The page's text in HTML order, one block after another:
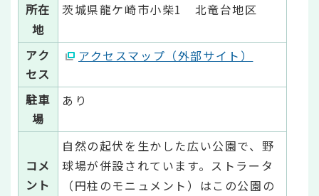
所在
地
茨城県龍ケ崎市小柴1 北竜台地区
アク
セス
アクセスマップ（外部サイト）
駐車
場
あり
コメ
ント
自然の起伏を生かした広い公園で、野
球場が併設されています。ストラータ
（円柱のモニュメント）はこの公園の